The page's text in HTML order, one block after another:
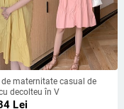
de maternitate casual de
decolteu în V
Lei